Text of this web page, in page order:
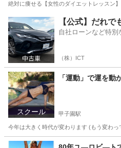
絶対に痩せる【女性のダイエットレッスン
兵庫 西宮市 甲子園駅 美容健康
【公式】だれで
自社ローンなど特
（株）ICT
スクール
「運動」で運を動
甲子園駅
今年は大きく時代が変わります (もう変わ
兵庫 西宮市 甲子園駅 美容健康